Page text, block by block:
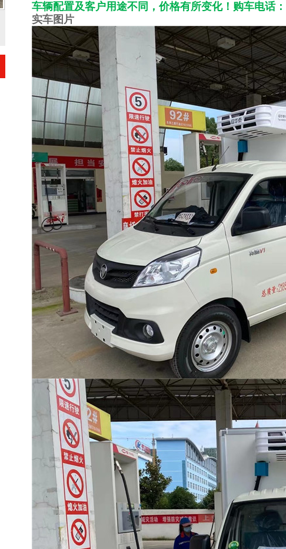
车辆配置及客户用途不同，价格有所变化！购车电话
实车图片